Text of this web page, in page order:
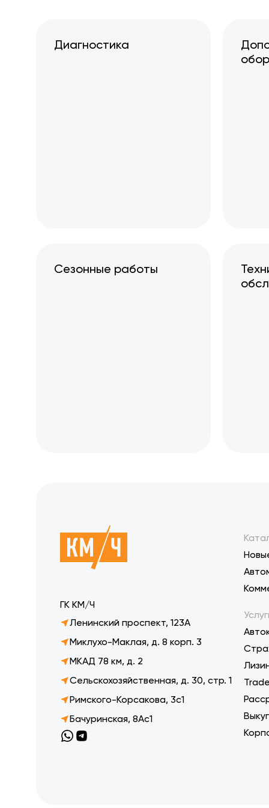
Диагностика
Сезонные работы
ГК КМ/Ч
Ленинский проспект, 123А
Миклухо-Маклая, д. 8 корп. 3
МКАД 78 км, д. 2
Сельскохозяйственная, д. 30, стр. 1
Римского-Корсакова, 3с1
Бачуринская, 8Ас1